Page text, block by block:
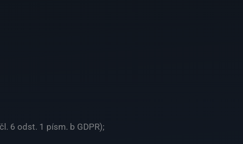
6 odst. 1 písm. b GDPR);